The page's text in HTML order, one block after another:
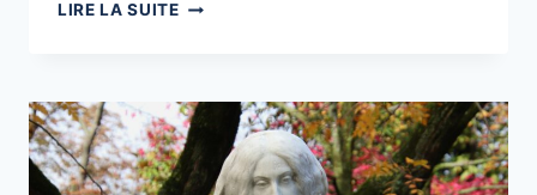
LIRE LA SUITEPARTENARIAT